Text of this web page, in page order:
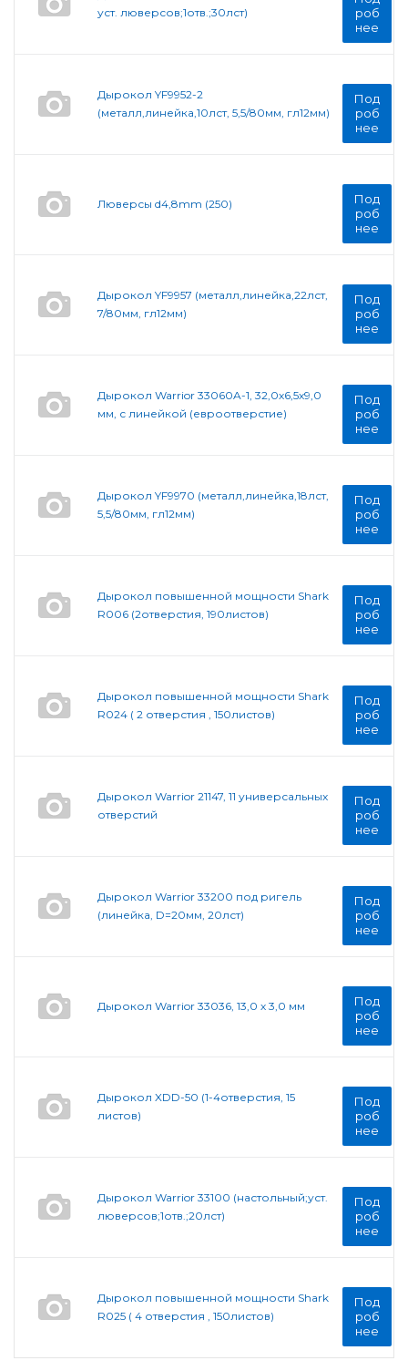
уст. люверсов;1отв.;30лст)
роб
нее
Дырокол YF9952-2
(металл,линейка,10лст, 5,5/80мм, гл12мм)
Под
роб
нее
Люверсы d4,8mm (250)
Под
роб
нее
Дырокол YF9957 (металл,линейка,22лст,
7/80мм, гл12мм)
Под
роб
нее
Дырокол Warrior 33060A-1, 32,0х6,5х9,0
мм, с линейкой (евроотверстие)
Под
роб
нее
Дырокол YF9970 (металл,линейка,18лст,
5,5/80мм, гл12мм)
Под
роб
нее
Дырокол повышенной мощности Shark
R006 (2отверстия, 190листов)
Под
роб
нее
Дырокол повышенной мощности Shark
R024 ( 2 отверстия , 150листов)
Под
роб
нее
Дырокол Warrior 21147, 11 универсальных
отверстий
Под
роб
нее
Дырокол Warrior 33200 под ригель
(линейка, D=20мм, 20лст)
Под
роб
нее
Дырокол Warrior 33036, 13,0 х 3,0 мм
Под
роб
нее
Дырокол XDD-50 (1-4отверстия, 15
листов)
Под
роб
нее
Дырокол Warrior 33100 (настольный;уст.
люверсов;1отв.;20лст)
Под
роб
нее
Дырокол повышенной мощности Shark
R025 ( 4 отверстия , 150листов)
Под
роб
нее